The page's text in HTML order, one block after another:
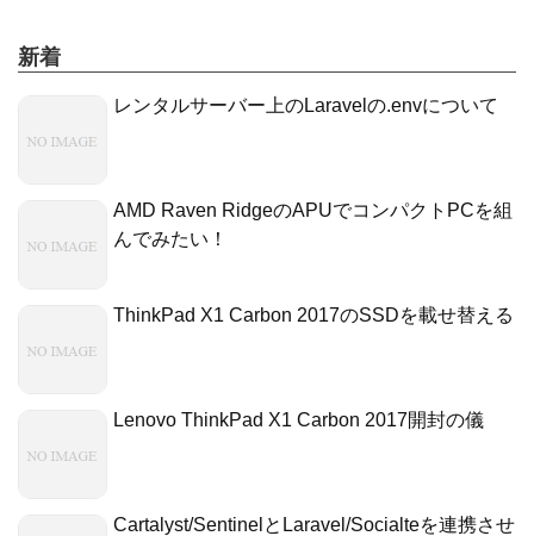
新着
レンタルサーバー上のLaravelの.envについて
AMD Raven RidgeのAPUでコンパクトPCを組
んでみたい！
ThinkPad X1 Carbon 2017のSSDを載せ替える
Lenovo ThinkPad X1 Carbon 2017開封の儀
Cartalyst/SentinelとLaravel/Socialteを連携させ